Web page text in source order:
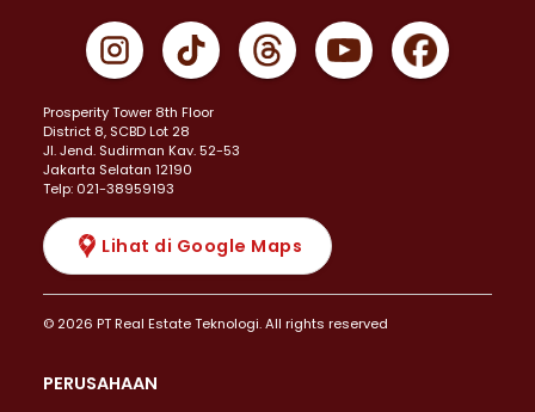
Prosperity Tower 8th Floor
District 8, SCBD Lot 28
JI. Jend. Sudirman Kav. 52-53
Jakarta Selatan 12190
Telp: 021-38959193
Lihat di Google Maps
© 2026 PT Real Estate Teknologi. All rights reserved
PERUSAHAAN